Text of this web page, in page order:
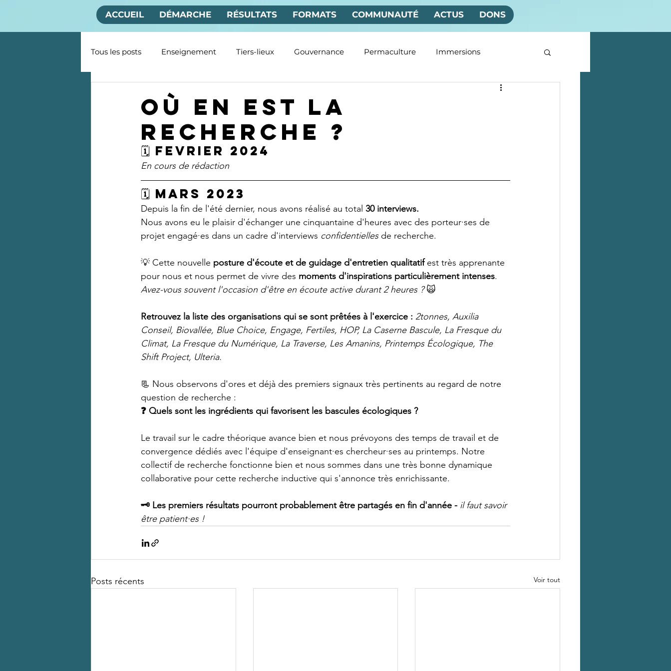
ACCUEIL DÉMARCHE RÉSULTATS FORMATS COMMUNAUTÉ ACTUS DONS
Tous les posts Enseignement Tiers-lieux Gouvernance Permaculture Immersions
Où en est la
recherche ?
🗓️ FEVRIER 2024
En cours de rédaction
🗓️ MARS 2023
Depuis la fin de l'été dernier, nous avons réalisé au total 30 interviews.
Nous avons eu le plaisir d'échanger une cinquantaine d'heures avec des porteur·ses de
projet engagé·es dans un cadre d'interviews confidentielles de recherche.
💡 Cette nouvelle posture d'écoute et de guidage d'entretien qualitatif est très apprenante
pour nous et nous permet de vivre des moments d'inspirations particulièrement intenses.
Avez-vous souvent l'occasion d'être en écoute active durant 2 heures ? 🙀
Retrouvez la liste des organisations qui se sont prêtées à l'exercice : 2tonnes, Auxilia
Conseil, Biovallée, Blue Choice, Engage, Fertiles, HOP, La Caserne Bascule, La Fresque du
Climat, La Fresque du Numérique, La Traverse, Les Amanins, Printemps Écologique, The
Shift Project, Ulteria.
📃 Nous observons d'ores et déjà des premiers signaux très pertinents au regard de notre
question de recherche :
❓ Quels sont les ingrédients qui favorisent les bascules écologiques ?
Le travail sur le cadre théorique avance bien et nous prévoyons des temps de travail et de
convergence dédiés avec l'équipe d'enseignant·es chercheur·ses au printemps. Notre
collectif de recherche fonctionne bien et nous sommes dans une très bonne dynamique
collaborative pour cette recherche inductive qui s'annonce très enrichissante.
🗝 Les premiers résultats pourront probablement être partagés en fin d'année - il faut savoir
être patient·es !
Posts récents Voir tout